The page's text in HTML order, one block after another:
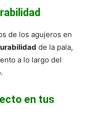
de los agujeros en
de la pala,
a lo largo del
en tus